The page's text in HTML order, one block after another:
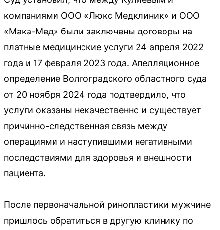
компаниями ООО «Люкс Медклиник» и ООО
«Мака-Мед» были заключены договоры на
платные медицинские услуги 24 апреля 2022
года и 17 февраля 2023 года. Апелляционное
определение Волгоградского областного суда
от 20 ноября 2024 года подтвердило, что
услуги оказаны некачественно и существует
причинно-следственная связь между
операциями и наступившими негативными
последствиями для здоровья и внешности
пациента.
После первоначальной ринопластики мужчине
пришлось обратиться в другую клинику по